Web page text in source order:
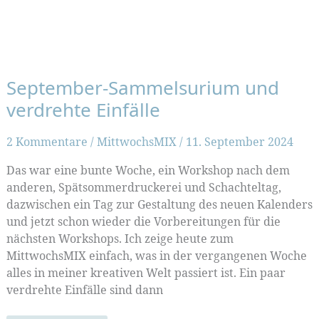
September-Sammelsurium und
verdrehte Einfälle
2 Kommentare /MittwochsMIX/ 11. September 2024
Das war eine bunte Woche, ein Workshop nach dem
anderen, Spätsommerdruckerei und Schachteltag,
dazwischen ein Tag zur Gestaltung des neuen Kalenders
und jetzt schon wieder die Vorbereitungen für die
nächsten Workshops. Ich zeige heute zum
MittwochsMIX einfach, was in der vergangenen Woche
alles in meiner kreativen Welt passiert ist. Ein paar
verdrehte Einfälle sind dann